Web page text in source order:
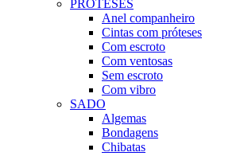
PRÓTESES
Anel companheiro
Cintas com próteses
Com escroto
Com ventosas
Sem escroto
Com vibro
SADO
Algemas
Bondagens
Chibatas